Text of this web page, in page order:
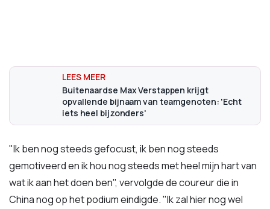
Buitenaardse Max Verstappen krijgt
opvallende bijnaam van teamgenoten: 'Echt
iets heel bijzonders'
"Ik ben nog steeds gefocust, ik ben nog steeds
gemotiveerd en ik hou nog steeds met heel mijn hart van
wat ik aan het doen ben", vervolgde de coureur die in
China nog op het podium eindigde. "Ik zal hier nog wel